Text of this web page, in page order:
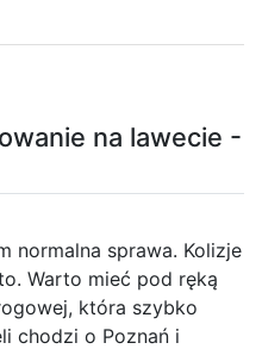
na lawecie -
normalna sprawa. Kolizje
Warto mieć pod ręką
która szybko
chodzi o Poznań i